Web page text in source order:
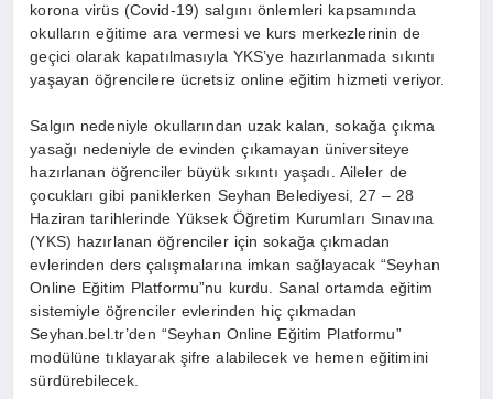
korona virüs (Covid-19) salgını önlemleri kapsamında
okulların eğitime ara vermesi ve kurs merkezlerinin de
geçici olarak kapatılmasıyla YKS’ye hazırlanmada sıkıntı
yaşayan öğrencilere ücretsiz online eğitim hizmeti veriyor.
Salgın nedeniyle okullarından uzak kalan, sokağa çıkma
yasağı nedeniyle de evinden çıkamayan üniversiteye
hazırlanan öğrenciler büyük sıkıntı yaşadı. Aileler de
çocukları gibi paniklerken Seyhan Belediyesi, 27 – 28
Haziran tarihlerinde Yüksek Öğretim Kurumları Sınavına
(YKS) hazırlanan öğrenciler için sokağa çıkmadan
evlerinden ders çalışmalarına imkan sağlayacak “Seyhan
Online Eğitim Platformu”nu kurdu. Sanal ortamda eğitim
sistemiyle öğrenciler evlerinden hiç çıkmadan
Seyhan.bel.tr’den “Seyhan Online Eğitim Platformu”
modülüne tıklayarak şifre alabilecek ve hemen eğitimini
sürdürebilecek.